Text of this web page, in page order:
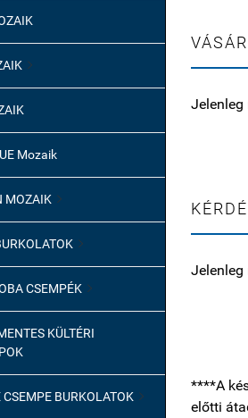

Mozaik
MOZAIK 

CSEMPÉK 
KÜLTÉRI
CSEMPE BURKOLATOK 
Jelenleg
Jelenleg
****A
előtti